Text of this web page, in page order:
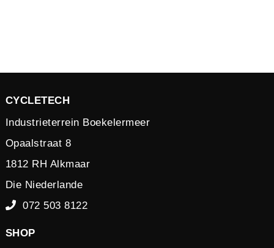
CYCLETECH
Industrieterrein Boekelermeer
Opaalstraat 8
1812 RH Alkmaar
Die Niederlande
072 503 8122
SHOP